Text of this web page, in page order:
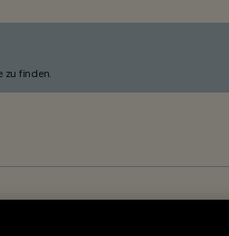
zu finden.